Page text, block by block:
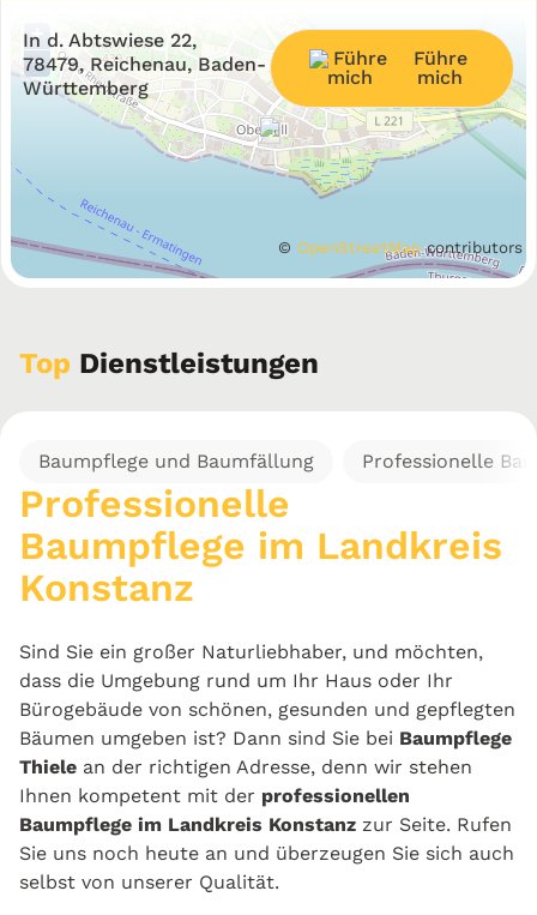
+
−
© OpenStreetMap contributors
In d. Abtswiese 22,
78479, Reichenau, Baden-
Württemberg
Führe
mich
Top Dienstleistungen
Baumpflege und Baumfällung Professionelle
Professionelle
Baumpflege im Landkreis
Konstanz
Sind Sie ein großer Naturliebhaber, und möchten,
dass die Umgebung rund um Ihr Haus oder Ihr
Bürogebäude von schönen, gesunden und gepflegten
Bäumen umgeben ist? Dann sind Sie bei Baumpflege
Thiele an der richtigen Adresse, denn wir stehen
Ihnen kompetent mit der professionellen
Baumpflege im Landkreis Konstanz zur Seite. Rufen
Sie uns noch heute an und überzeugen Sie sich auch
selbst von unserer Qualität.